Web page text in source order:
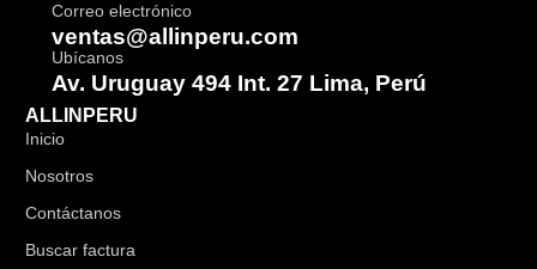
Correo electrónico
ventas@allinperu.com
Ubícanos
Av. Uruguay 494 Int. 27 Lima, Perú
ALLINPERU
Inicio
Nosotros
Contáctanos
Buscar factura